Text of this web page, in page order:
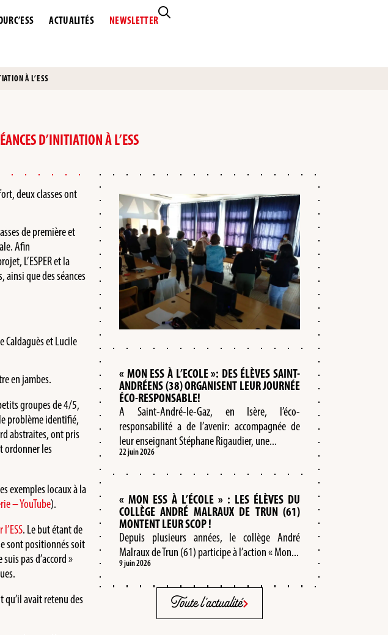
ACTUALITÉS NEWSLETTER
À L’ESS
D’INITIATION À L’ESS
deux classes ont
de première et
Afin
L’ESPER et la
ainsi que des séances
Caldaguès et Lucile
en jambes.
groupes de 4/5,
problème identifié,
abstraites, ont pris
ordonner les
exemples locaux à la
– YouTube).
. Le but étant de
sont positionnés soit
pas d’accord »
qu’il avait retenu des
« MON ESS À L’ECOLE »: DES ÉLÈVES SAINT-
ANDRÉENS (38) ORGANISENT LEUR JOURNÉE
ÉCO-RESPONSABLE!
A Saint-André-le-Gaz, en Isère, l’éco-
responsabilité a de l’avenir: accompagnée de
leur enseignant Stéphane Rigaudier, une...
22 juin 2026
« MON ESS À L’ÉCOLE » : LES ÉLÈVES DU
COLLÈGE ANDRÉ MALRAUX DE TRUN (61)
MONTENT LEUR SCOP !
Depuis plusieurs années, le collège André
Malraux de Trun (61) participe à l’action « Mon...
9 juin 2026
Toute l'actualité